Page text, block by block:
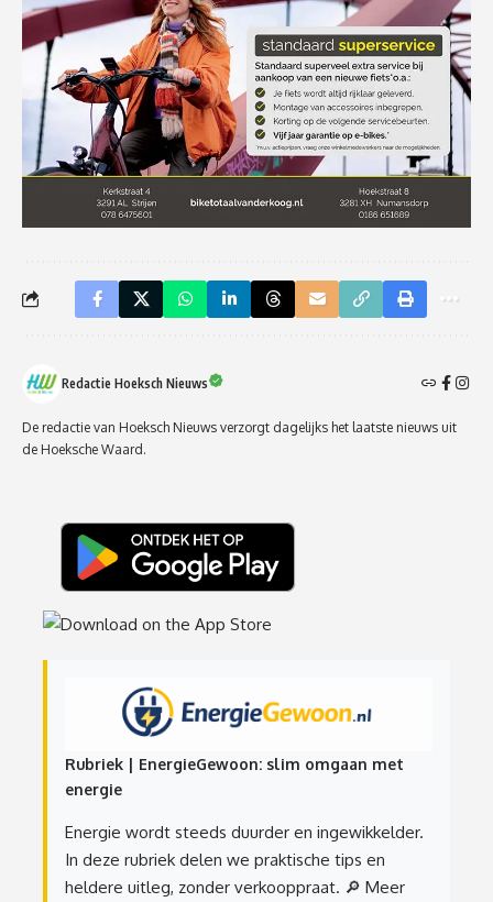
Redactie Hoeksch Nieuws
De redactie van Hoeksch Nieuws verzorgt dagelijks het laatste nieuws uit
de Hoeksche Waard.
Rubriek | EnergieGewoon: slim omgaan met
energie
Energie wordt steeds duurder en ingewikkelder.
In deze rubriek delen we praktische tips en
heldere uitleg, zonder verkooppraat. 🔎 Meer